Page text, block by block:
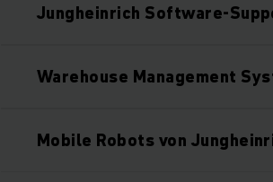
Jungheinrich Software-
Warehouse Management
Mobile Robots von